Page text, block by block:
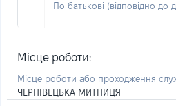
По батькові (відповідно до
Місце роботи:
Місце роботи або проходження
ЧЕРНІВЕЦЬКА МИТНИЦЯ